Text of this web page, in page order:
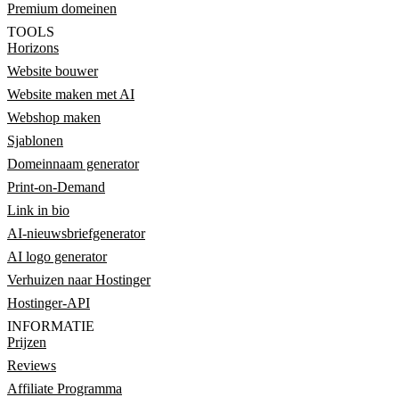
Premium domeinen
TOOLS
Horizons
Website bouwer
Website maken met AI
Webshop maken
Sjablonen
Domeinnaam generator
Print-on-Demand
Link in bio
AI-nieuwsbriefgenerator
AI logo generator
Verhuizen naar Hostinger
Hostinger-API
INFORMATIE
Prijzen
Reviews
Affiliate Programma